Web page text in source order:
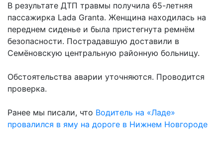
В результате ДТП травмы получила 65-летняя
пассажирка Lada Granta. Женщина находилась на
переднем сиденье и была пристегнута ремнём
безопасности. Пострадавшую доставили в
Семёновскую центральную районную больницу.
Обстоятельства аварии уточняются. Проводится
проверка.
Ранее мы писали, что Водитель на «Ладе»
провалился в яму на дороге в Нижнем Новгороде